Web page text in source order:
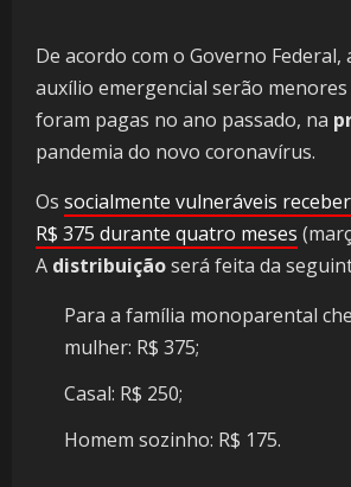
De acordo com o Governo Federal,
auxílio emergencial serão menores
foram pagas no ano passado, na
pandemia do novo coronavírus.
Os socialmente vulneráveis
R$ 375 durante quatro meses
A distribuiçãoserá feita da
Para a família monoparental
mulher: R$ 375;
Casal: R$ 250;
Homem sozinho: R$ 175.